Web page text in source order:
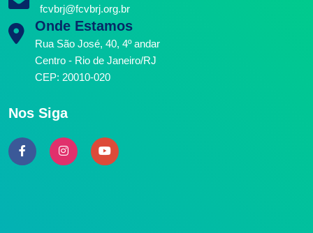
fcvbrj@fcvbrj.org.br
Onde Estamos
Rua São José, 40, 4º andar
Centro - Rio de Janeiro/RJ
CEP: 20010-020
Nos Siga